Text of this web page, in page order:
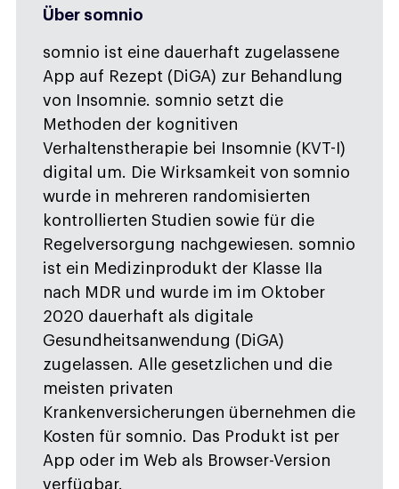
Über somnio
somnio ist eine dauerhaft zugelassene
App auf Rezept (DiGA) zur Behandlung
von Insomnie. somnio setzt die
Methoden der kognitiven
Verhaltenstherapie bei Insomnie (KVT-I)
digital um. Die Wirksamkeit von somnio
wurde in mehreren randomisierten
kontrollierten Studien sowie für die
Regelversorgung nachgewiesen. somnio
ist ein Medizinprodukt der Klasse IIa
nach MDR und wurde im im Oktober
2020 dauerhaft als digitale
Gesundheitsanwendung (DiGA)
zugelassen. Alle gesetzlichen und die
meisten privaten
Krankenversicherungen übernehmen die
Kosten für somnio. Das Produkt ist per
App oder im Web als Browser-Version
verfügbar.